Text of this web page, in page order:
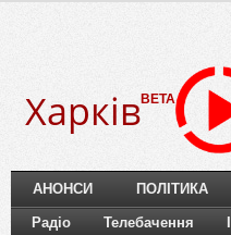
ХарківBETA
АНОНСИ ПОЛІТИКА
Радіо Телебачення